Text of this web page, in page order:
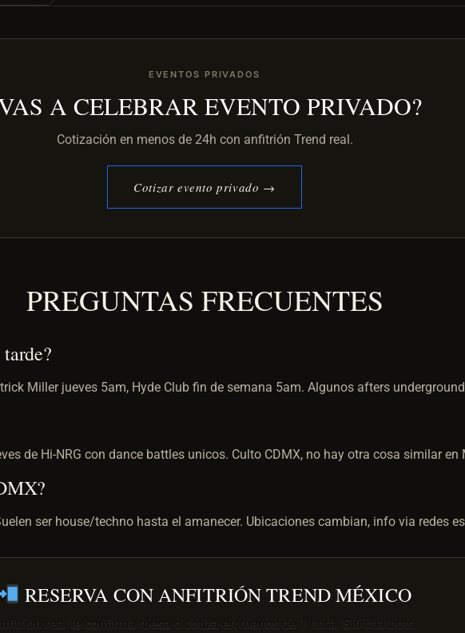
EVENTOS PRIVADOS
A CELEBRAR EVENTO PRIVADO?
Cotización en menos de 24h con anfitrión Trend real.
Cotizar evento privado →
PREGUNTAS FRECUENTES
Miller jueves 5am, Hyde Club fin de semana 5am. Algunos afters
de Hi-NRG con dance battles unicos. Culto CDMX, no hay otra cosa similar en
ser house/techno hasta el amanecer. Ubicaciones cambian, info via redes
RESERVA CON ANFITRIÓN TREND MÉXICO
real te confirma mesa o cotiza en menos de 1 hora. Sin chatbots.